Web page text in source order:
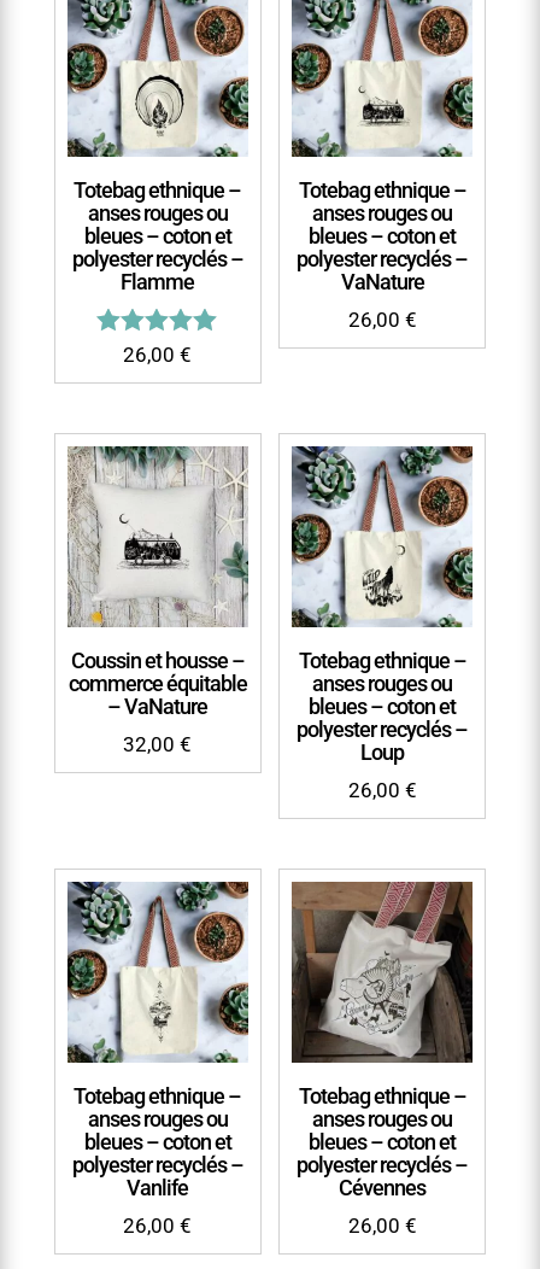
Totebag ethnique –
anses rouges ou
bleues – coton et
polyester recyclés –
Flamme
Note
26,00€
Totebag ethnique –
anses rouges ou
bleues – coton et
polyester recyclés –
VaNature
26,00 €
Coussin et housse –
commerce équitable
– VaNature
32,00€
Totebag ethnique –
anses rouges ou
bleues – coton et
polyester recyclés –
Loup
26,00 €
Totebag ethnique –
anses rouges ou
bleues – coton et
polyester recyclés –
Vanlife
26,00€
Totebag ethnique –
anses rouges ou
bleues – coton et
polyester recyclés –
Cévennes
26,00 €